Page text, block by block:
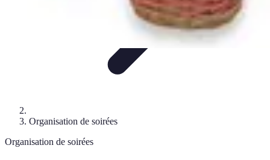
Organisation de soirées
Organisation de soirées